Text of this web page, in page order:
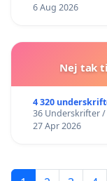
6 Aug 2026
Nej tak
4 320
36 Underskrifter /
27 Apr 2026